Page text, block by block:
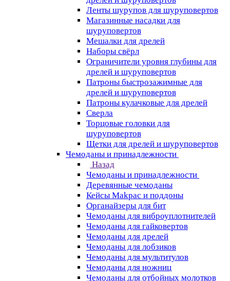
Ленты шурупов для шуруповертов
Магазинные насадки для
шуруповертов
Мешалки для дрелей
Наборы свёрл
Ограничители уровня глубины для
дрелей и шуруповертов
Патроны быстрозажимные для
дрелей и шуруповертов
Патроны кулачковые для дрелей
Сверла
Торцовые головки для
шуруповертов
Щетки для дрелей и шуруповертов
Чемоданы и принадлежности
Назад
Чемоданы и принадлежности
Деревянные чемоданы
Кейсы Makpac и поддоны
Органайзеры для бит
Чемоданы для виброуплотнителей
Чемоданы для гайковертов
Чемоданы для дрелей
Чемоданы для лобзиков
Чемоданы для мультитулов
Чемоданы для ножниц
Чемоданы для отбойных молотков